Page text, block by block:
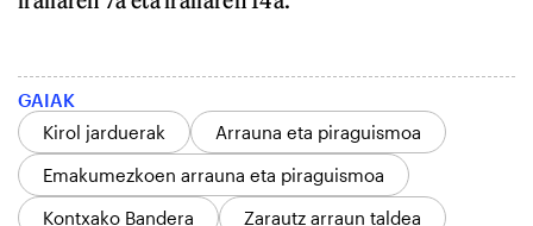
GAIAK
Kirol jarduerak
Arrauna eta piraguismoa
Emakumezkoen arrauna eta piraguismoa
Kontxako Bandera
Zarautz arraun taldea